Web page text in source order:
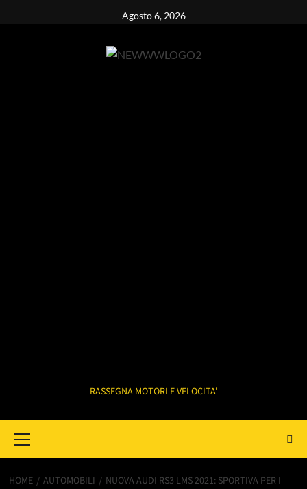
Agosto 6, 2026
RASSEGNA MOTORI E VELOCITA'
Menu
HOME AUTOMOBILI
NUOVA AUDI RS3 LMS 2021: SPORTIVA PER I